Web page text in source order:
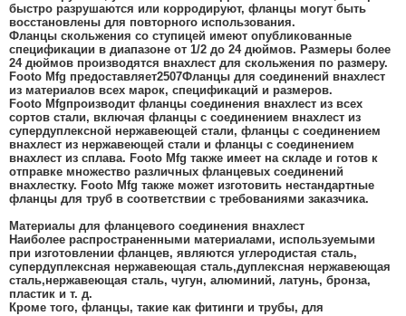
быстро разрушаются или корродируют, фланцы могут быть
восстановлены для повторного использования.
Фланцы скольжения со ступицей имеют опубликованные
спецификации в диапазоне от 1/2 до 24 дюймов. Размеры более
24 дюймов производятся внахлест для скольжения по размеру.
Footo Mfg предоставляет2507Фланцы для соединений внахлест
из материалов всех марок, спецификаций и размеров.
Footo Mfgпроизводит фланцы соединения внахлест из всех
сортов стали, включая фланцы с соединением внахлест из
супердуплексной нержавеющей стали, фланцы с соединением
внахлест из нержавеющей стали и фланцы с соединением
внахлест из сплава. Footo Mfg также имеет на складе и готов к
отправке множество различных фланцевых соединений
внахлестку. Footo Mfg также может изготовить нестандартные
фланцы для труб в соответствии с требованиями заказчика.
Материалы для фланцевого соединения внахлест
Наиболее распространенными материалами, используемыми
при изготовлении фланцев, являются углеродистая сталь,
супердуплексная нержавеющая сталь,дуплексная нержавеющая
сталь,нержавеющая сталь, чугун, алюминий, латунь, бронза,
пластик и т. д.
Кроме того, фланцы, такие как фитинги и трубы, для